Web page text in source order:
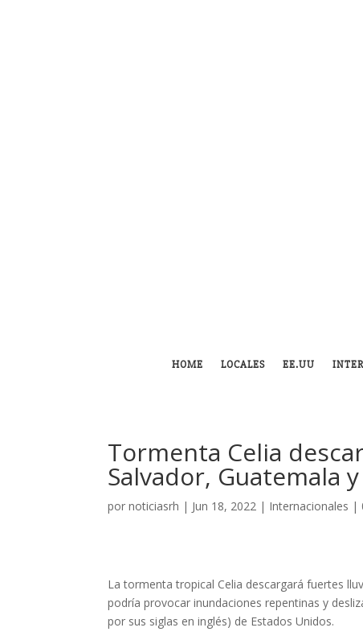
HOME LOCALES EE.UU
Tormenta Celia
Salvador, Guatemala
pornoticiasrh | Jun 18, 2022 | Internacionales |
La tormenta tropical Celia descargará fuertes
podría provocar inundaciones repentinas y
por sus siglas en inglés) de Estados Unidos.